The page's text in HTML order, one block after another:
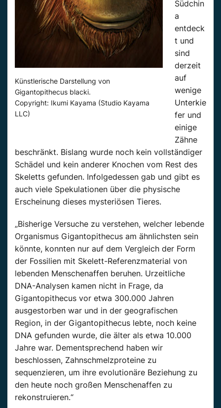
Künstlerische Darstellung von
Gigantopithecus blacki.
Copyright: Ikumi Kayama (Studio Kayama
LLC)
Südchin
a
entdeck
t und
sind
derzeit
auf
wenige
Unterkie
fer und
einige
Zähne
beschränkt. Bislang wurde noch kein vollständiger
Schädel und kein anderer Knochen vom Rest des
Skeletts gefunden. Infolgedessen gab und gibt es
auch viele Spekulationen über die physische
Erscheinung dieses mysteriösen Tieres.
„Bisherige Versuche zu verstehen, welcher lebende
Organismus Gigantopithecus am ähnlichsten sein
könnte, konnten nur auf dem Vergleich der Form
der Fossilien mit Skelett-Referenzmaterial von
lebenden Menschenaffen beruhen. Urzeitliche
DNA-Analysen kamen nicht in Frage, da
Gigantopithecus vor etwa 300.000 Jahren
ausgestorben war und in der geografischen
Region, in der Gigantopithecus lebte, noch keine
DNA gefunden wurde, die älter als etwa 10.000
Jahre war. Dementsprechend haben wir
beschlossen, Zahnschmelzproteine ​​zu
sequenzieren, um ihre evolutionäre Beziehung zu
den heute noch großen Menschenaffen zu
rekonstruieren.“